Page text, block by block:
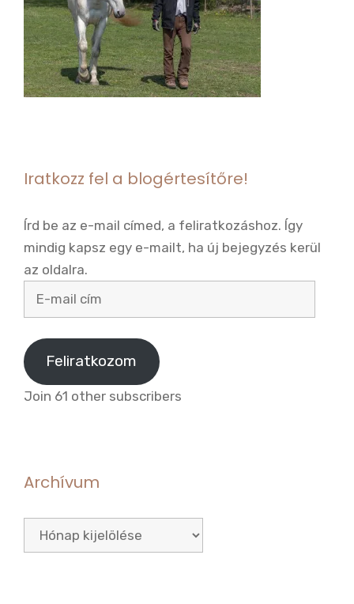
Iratkozz fel a blogértesítőre!
Írd be az e-mail címed, a feliratkozáshoz. Így
mindig kapsz egy e-mailt, ha új bejegyzés kerül
az oldalra.
mail
cím
Feliratkozom
Join 61 other subscribers
Archívum
Archívum